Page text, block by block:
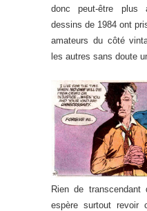
donc peut-être plus
dessins de 1984 ont
amateurs du côté
les autres sans doute
Rien de
espère surtout revoir